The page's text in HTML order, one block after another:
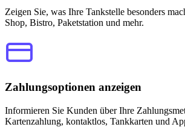
Zeigen Sie, was Ihre Tankstelle besonders
Shop, Bistro, Paketstation und mehr.
Zahlungsoptionen anzeigen
Informieren Sie Kunden über Ihre
Kartenzahlung, kontaktlos, Tankkarten und